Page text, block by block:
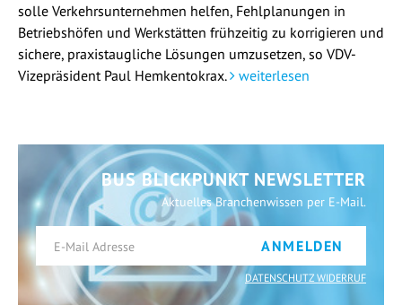
solle Verkehrsunternehmen helfen, Fehlplanungen in
Betriebshöfen und Werkstätten frühzeitig zu korrigieren und
sichere, praxistaugliche Lösungen umzusetzen, so VDV-
Vizepräsident Paul Hemkentokrax.
weiterlesen
BUS BLICKPUNKT NEWSLETTER
Aktuelles Branchenwissen per E-Mail.
ANMELDEN
DATENSCHUTZ WIDERRUF